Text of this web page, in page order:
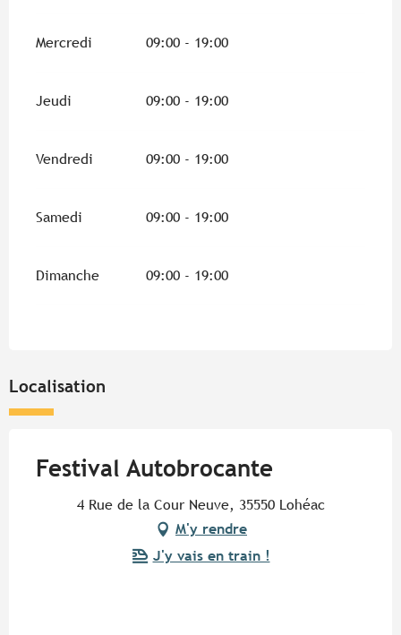
Mercredi 09:00 - 19:00
Jeudi 09:00 - 19:00
Vendredi 09:00 - 19:00
Samedi 09:00 - 19:00
Dimanche 09:00 - 19:00
Localisation
Festival Autobrocante
4 Rue de la Cour Neuve, 35550 Lohéac
M'y rendre
J'y vais en train !